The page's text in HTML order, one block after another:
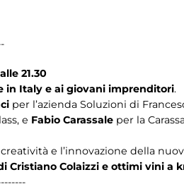
21.30
in Italy e ai giovani imprenditori.
per l’azienda Soluzioni di
e Fabio Carassale per la
e l’innovazione della
Cristiano Colaizzi e ottimi vini a